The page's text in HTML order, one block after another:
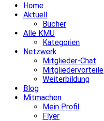
Home
Aktuell
Bücher
Alle KMU
Kategorien
Netzwerk
Mitglieder-Chat
Mitgliedervorteile
Weiterbildung
Blog
Mitmachen
Mein Profil
Flyer